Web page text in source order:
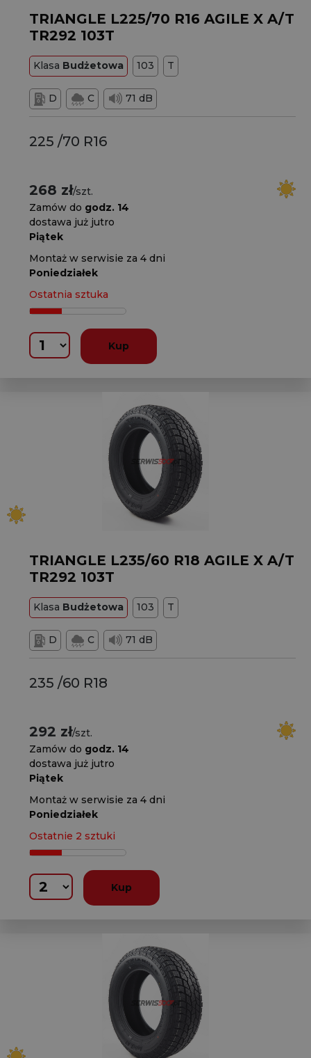
TRIANGLE L225/70 R16 AGILE X A/T
TR292 103T
Klasa Budżetowa 103 T
D C 71 dB
225 /70 R16
268 zł/szt.
Zamów do godz. 14
dostawa już jutro
Piątek
Montaż w serwisie za 4 dni
Poniedziałek
Ostatnia sztuka
Kup
TRIANGLE L235/60 R18 AGILE X A/T
TR292 103T
Klasa Budżetowa 103 T
D C 71 dB
235 /60 R18
292 zł/szt.
Zamów do godz. 14
dostawa już jutro
Piątek
Montaż w serwisie za 4 dni
Poniedziałek
Ostatnie 2 sztuki
Kup